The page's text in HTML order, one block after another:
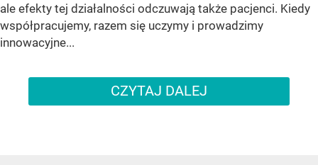
ale efekty tej działalności odczuwają także pacjenci. Kiedy
współpracujemy, razem się uczymy i prowadzimy
innowacyjne...
CZYTAJ DALEJ